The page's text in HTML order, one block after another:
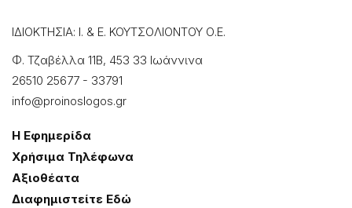
ΙΔΙΟΚΤΗΣΙΑ: Ι. & Ε. ΚΟΥΤΣΟΛΙΟΝΤΟΥ Ο.Ε.
Φ. Τζαβέλλα 11Β, 453 33 Ιωάννɩνα
26510 25677 - 33791
info@proinoslogos.gr
Η Εφημερίδα
Χρήσɩμα Τηλέφωνα
Αξɩοθέατα
Δɩαφημɩστείτε Εδώ